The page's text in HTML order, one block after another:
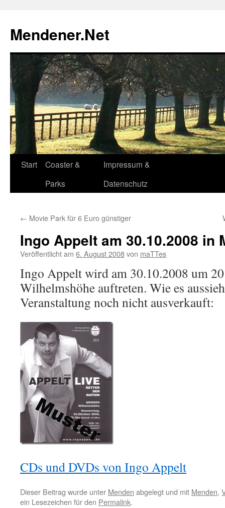
springen
Mendener.Net
Start
Coaster &
Parks
Impressum &
Datenschutz
← Movie Park für 6 Euro günstiger
Ingo Appelt am 30.10.2008 in
Veröffentlicht am 6. August 2008von maTTes
Ingo Appelt wird am 30.10.2008 um
Wilhelmshöhe auftreten. Wie es
Veranstaltung noch nicht ausverkauft:
CDs und DVDs von Ingo Appelt
Dieser Beitrag wurde unter Menden abgelegt und mit Menden,
ein Lesezeichen für den Permalink.